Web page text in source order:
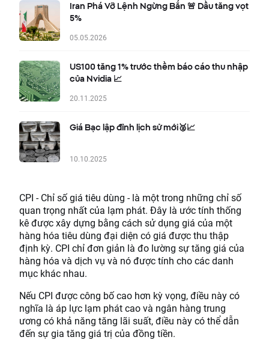
Iran Phá Vỡ Lệnh Ngừng Bắn 🚨 Dầu tăng vọt
5%
05.05.2026
US100 tăng 1% trước thềm báo cáo thu nhập
của Nvidia 📈
20.11.2025
Giá Bạc lập đỉnh lịch sử mới🥈📈
10.10.2025
CPI - Chỉ số giá tiêu dùng - là một trong những chỉ số
quan trọng nhất của lạm phát. Đây là ước tính thống
kê được xây dựng bằng cách sử dụng giá của một
hàng hóa tiêu dùng đại diện có giá được thu thập
định kỳ. CPI chỉ đơn giản là đo lường sự tăng giá của
hàng hóa và dịch vụ và nó được tính cho các danh
mục khác nhau.
Nếu CPI được công bố cao hơn kỳ vọng, điều này có
nghĩa là áp lực lạm phát cao và ngân hàng trung
ương có khả năng tăng lãi suất, điều này có thể dẫn
đến sự gia tăng giá trị của đồng tiền.